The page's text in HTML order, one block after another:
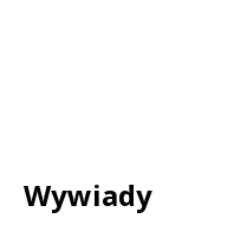
Wywiady